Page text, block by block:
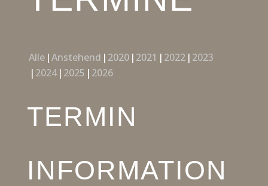
Alle Anstehend 2020 2021 2022 2023
2024 2025 2026
TERMIN
INFORMATION